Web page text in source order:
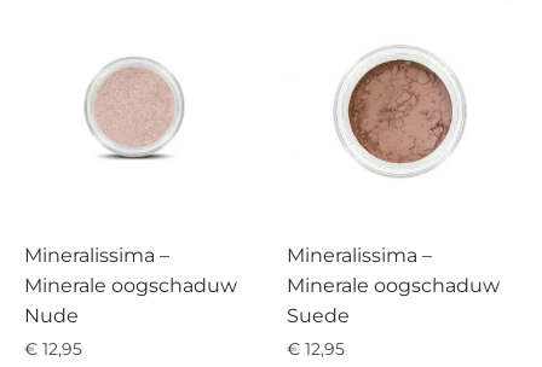
Mineralissima –
Minerale oogschaduw
Nude
€ 12,95
Mineralissima –
Minerale oogschaduw
Suede
€ 12,95